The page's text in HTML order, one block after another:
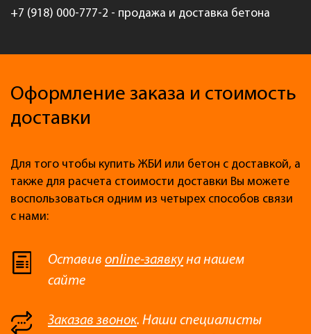
+7 (918) 000-777-2 - продажа и доставка бетона
Оформление заказа и стоимость
доставки
Для того чтобы купить ЖБИ или бетон с доставкой, а
также для расчета стоимости доставки Вы можете
воспользоваться одним из четырех способов связи
с нами:
Оставив online-заявкуна нашем
сайте
Заказав звонок. Наши специалисты